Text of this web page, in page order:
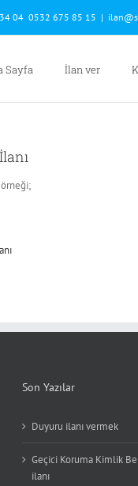
04 0532 675 85 15 |
Sayfa İlan ver
örneği;
Son Yazılar
Duyuru ilanı vermek
Geçici Koruma Kimlik
ilanı